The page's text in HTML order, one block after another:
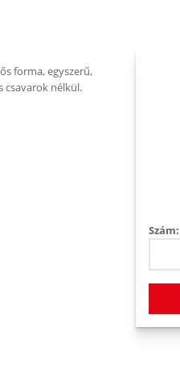
forma, egyszerű,
csavarok nélkül.
Szám: